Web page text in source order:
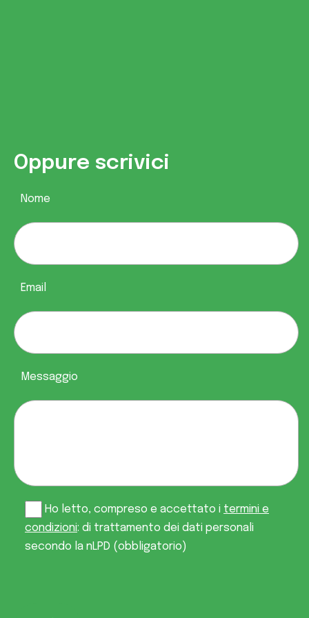
Oppure scrivici
Nome
Email
Messaggio
Ho letto, compreso e accettato i termini e
condizioni: di trattamento dei dati personali
secondo la nLPD (obbligatorio)